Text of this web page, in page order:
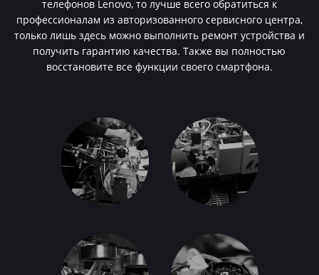
телефонов Lenovo, то лучше всего обратиться к
профессионалам из авторизованного сервисного центра,
только лишь здесь можно выполнить ремонт устройства и
получить гарантию качества. Также вы полностью
восстановите все функции своего смартфона.